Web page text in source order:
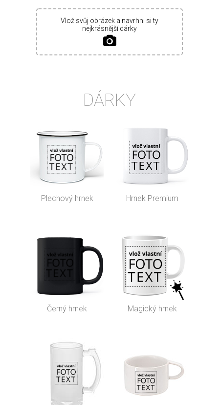
Vlož svůj obrázek a navrhni si ty
nejkrásnější dárky
DÁRKY
Plechový hrnek Hrnek Premium
Černý hrnek Magický hrnek